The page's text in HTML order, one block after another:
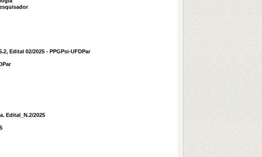
Edital 02/2025 - PPGPsi-UFDPar
Edital_N.2/2025